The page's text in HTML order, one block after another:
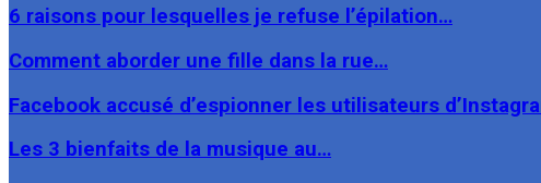
6 raisons pour lesquelles je refuse l’épilation…
Comment aborder une fille dans la rue…
Facebook accusé d’espionner les utilisateurs
Les 3 bienfaits de la musique au…